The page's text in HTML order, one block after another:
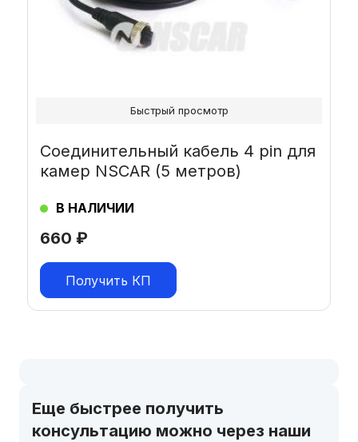
660 ₽
Соединительный кабель 4 pin для
камер NSCAR (5 метров)
В НАЛИЧИИ
Получить КП
Быстрый просмотр
Еще быстрее получить
консультацию можно через наши